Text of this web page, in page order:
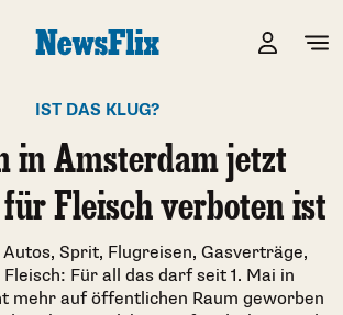
IST DAS KLUG?
in Amsterdam jetzt
Fleisch verboten ist
Sprit, Flugreisen, Gasverträge,
Für all das darf seit 1. Mai in
mehr auf öffentlichen Raum geworben